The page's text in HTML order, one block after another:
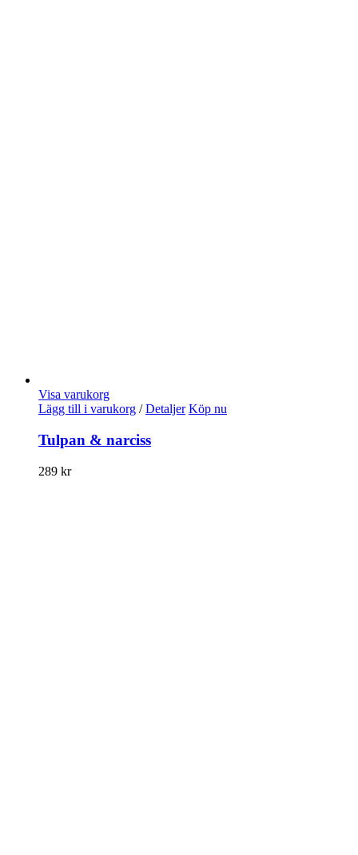
Visa varukorg
Lägg till i varukorg / Detaljer Köp nu
Tulpan & narciss
289 kr